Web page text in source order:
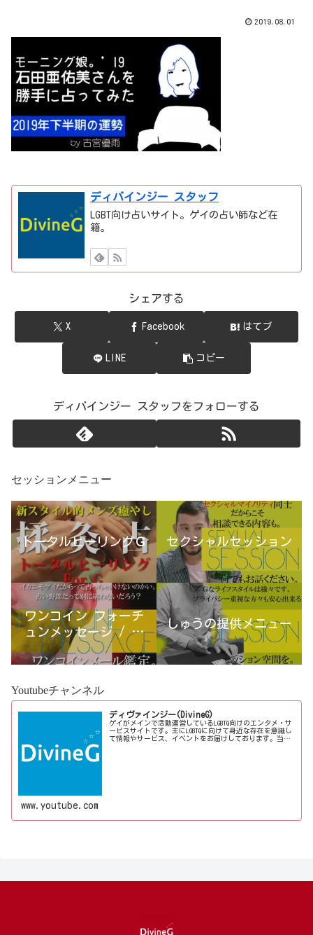
2019.08.01
ディバインジー スタッフ
LGBT向け占いサイト。ゲイの占い師など在
籍。
シェアする
X Facebook はてブ
LINE コピー
ディバインジー スタッフをフォローする
セッションメニュー
トータルヒーリングＧ セクシャルセッション
ワンコイン フォーチ
ュンメッセージ / 古
宮優雨
しゅうの提供メニュー
Youtubeチャンネル
ディヴァインジー(DivineG)
ゲイがメインで活動運営しているLGBTQ向けのエンタメ・サ
ービスサイトです。主にLGBTQに向けて身近な存在を意識し
て情報やサービス、イベントをお届けしております。当事
www.youtube.com